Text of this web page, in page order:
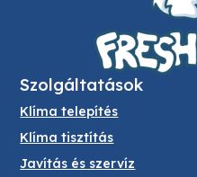
Szolgáltatások
Klíma telepítés
Klíma tisztítás
Javítás és szervíz